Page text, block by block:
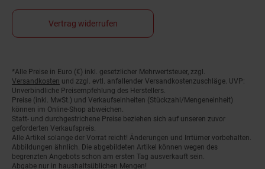
Vertrag widerrufen
Fußnoten
*Alle Preise in Euro (€) inkl. gesetzlicher Mehrwertsteuer, zzgl.
Versandkosten und zzgl. evtl. anfallender Versandkostenzuschläge. UVP:
Unverbindliche Preisempfehlung des Herstellers.
Preise (inkl. MwSt.) und Verkaufseinheiten (Stückzahl/Mengeneinheit)
können im Online-Shop abweichen.
Statt- und durchgestrichene Preise beziehen sich auf unseren zuvor
geforderten Verkaufspreis.
Alle Artikel solange der Vorrat reicht! Änderungen und Irrtümer vorbehalten.
Abbildungen ähnlich. Die abgebildeten Artikel können wegen des
begrenzten Angebots schon am ersten Tag ausverkauft sein.
Abgabe nur in haushaltsüblichen Mengen!